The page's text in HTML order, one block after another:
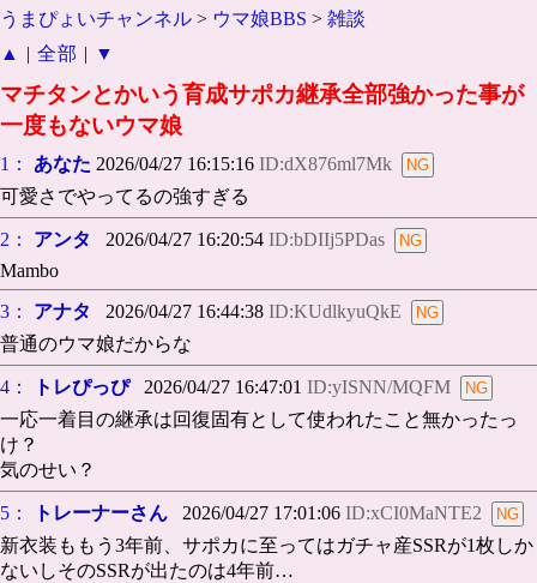
うまぴょいチャンネル > ウマ娘BBS > 雑談
▲
| 全部 | ▼
マチタンとかいう育成サポカ継承全部強かった事が
一度もないウマ娘
1： あなた 2026/04/27 16:15:16 ID:dX876ml7Mk
可愛さでやってるの強すぎる
2： アンタ 2026/04/27 16:20:54 ID:bDIIj5PDas
Mambo
3：
アナタ 2026/04/27 16:44:38 ID:KUdlkyuQkE
普通のウマ娘だからな
4： トレぴっぴ2026/04/27 16:47:01 ID:yISNN/MQFM
一応一着目の継承は回復固有として使われたこと無かったっ
け？
気のせい？
5： トレーナーさん 2026/04/27 17:01:06 ID:xCI0MaNTE2
新衣装ももう3年前、サポカに至ってはガチャ産SSRが1枚しか
ないしそのSSRが出たのは4年前…